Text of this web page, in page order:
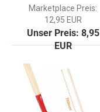
Marketplace Preis:
12,95 EUR
Unser Preis: 8,95
EUR